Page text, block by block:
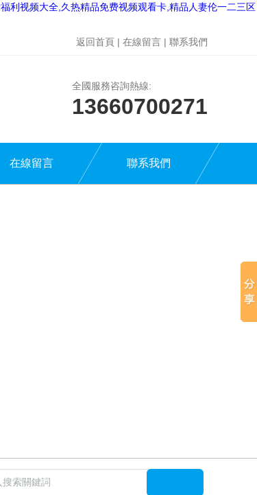
利视频大全,久热精品免费视频观看卡,精品人妻伦一二三区
返回首頁 | 在線留言 | 聯系我們
全國服務咨詢熱線:
13660700271
在線留言 聯系我們